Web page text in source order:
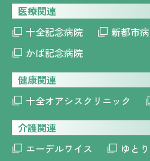
医療関連
十全記念病院
新都市
かば記念病院
健康関連
十全オアシスクリニック
介護関連
エーデルワイス
ゆと